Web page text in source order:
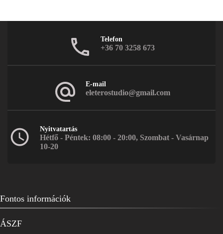
Telefon
+36 70 3258 673
E-mail
eleterostudio@gmail.com
Nyitvatartás
Hétfő - Péntek: 08:00 - 20:00, Szombat - Vasárnap
10-20
Fontos információk
ÁSZF